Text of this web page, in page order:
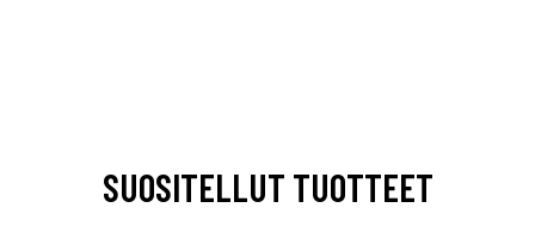
SUOSITELLUT TUOTTEET